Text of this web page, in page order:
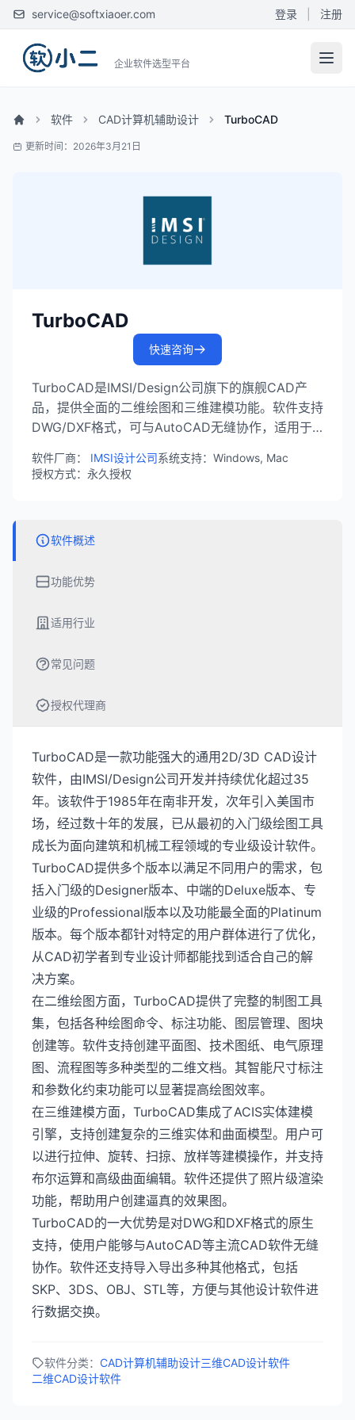
service@softxiaoer.com 登录 注册
企业软件选型平台
软件 CAD计算机辅助设计 TurboCAD
更新时间：2026年3月21日
TurboCAD
快速咨询
TurboCAD是IMSI/Design公司旗下的旗舰CAD产
品，提供全面的二维绘图和三维建模功能。软件支持
DWG/DXF格式，可与AutoCAD无缝协作，适用于
比极高的专业CAD解决方案。
软件厂商： IMSI设计公司系统支持：Windows, Mac
授权方式：永久授权
软件概述
功能优势
适用行业
常见问题
授权代理商
TurboCAD是一款功能强大的通用2D/3D CAD设计
软件，由IMSI/Design公司开发并持续优化超过35
年。该软件于1985年在南非开发，次年引入美国市
场，经过数十年的发展，已从最初的入门级绘图工具
成长为面向建筑和机械工程领域的专业级设计软件。
TurboCAD提供多个版本以满足不同用户的需求，包
括入门级的Designer版本、中端的Deluxe版本、专
业级的Professional版本以及功能最全面的Platinum
版本。每个版本都针对特定的用户群体进行了优化，
从CAD初学者到专业设计师都能找到适合自己的解
决方案。
在二维绘图方面，TurboCAD提供了完整的制图工具
集，包括各种绘图命令、标注功能、图层管理、图块
创建等。软件支持创建平面图、技术图纸、电气原理
图、流程图等多种类型的二维文档。其智能尺寸标注
和参数化约束功能可以显著提高绘图效率。
在三维建模方面，TurboCAD集成了ACIS实体建模
引擎，支持创建复杂的三维实体和曲面模型。用户可
以进行拉伸、旋转、扫掠、放样等建模操作，并支持
布尔运算和高级曲面编辑。软件还提供了照片级渲染
功能，帮助用户创建逼真的效果图。
TurboCAD的一大优势是对DWG和DXF格式的原生
支持，使用户能够与AutoCAD等主流CAD软件无缝
协作。软件还支持导入导出多种其他格式，包括
SKP、3DS、OBJ、STL等，方便与其他设计软件进
行数据交换。
软件分类： CAD计算机辅助设计三维CAD设计软件
二维CAD设计软件